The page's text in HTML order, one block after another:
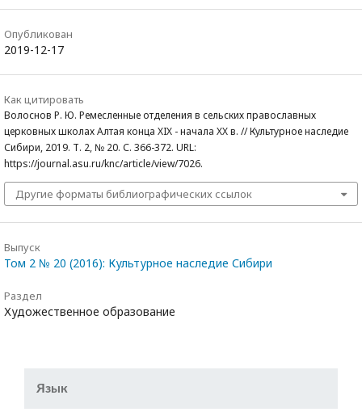
Опубликован
2019-12-17
Как цитировать
Волоснов Р. Ю. Ремесленные отделения в сельских православных
церковных школах Алтая конца XIX - начала XX в. // Культурное наследие
Сибири, 2019. Т. 2, № 20. С. 366-372. URL:
https://journal.asu.ru/knc/article/view/7026.
Другие форматы библиографических ссылок
Выпуск
Том 2 № 20 (2016): Культурное наследие Сибири
Раздел
Художественное образование
Язык